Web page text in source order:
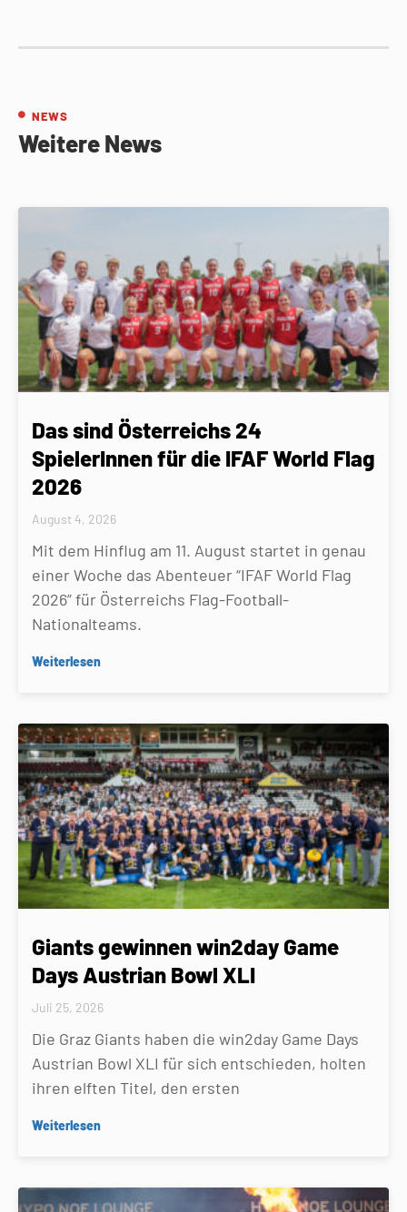
NEWS
Weitere News
Das sind Österreichs 24
SpielerInnen für die IFAF World Flag
2026
August 4, 2026
Mit dem Hinflug am 11. August startet in genau
einer Woche das Abenteuer “IFAF World Flag
2026” für Österreichs Flag-Football-
Nationalteams.
Weiterlesen
Giants gewinnen win2day Game
Days Austrian Bowl XLI
Juli 25, 2026
Die Graz Giants haben die win2day Game Days
Austrian Bowl XLI für sich entschieden, holten
ihren elften Titel, den ersten
Weiterlesen